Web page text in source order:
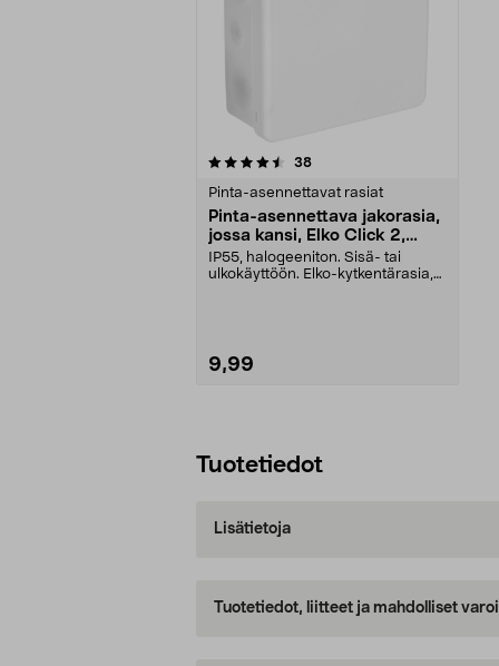
38arvostelut
Pinta-asennettavat rasiat
Pinta-asennettava jakorasia,
jossa kansi, Elko Click 2,
tunturinvalkoinen
IP55, halogeeniton. Sisä- tai
ulkokäyttöön. Elko-kytkentärasia,
9,99
Tuotetiedot
Lisätietoja
Tuotetiedot, liitteet ja mahdolliset